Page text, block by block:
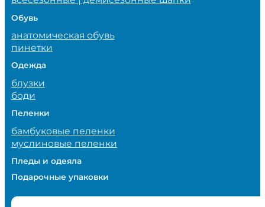
Обувь
анатомическая обувь
пинетки
Одежда
блузки
боди
Пеленки
бамбуковые пеленки
муслиновые пеленки
Пледы и одеяла
Подарочные упаковки